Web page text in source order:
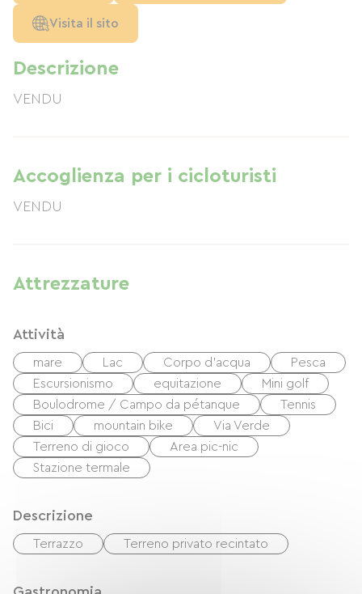
Descrizione
VENDU
Accoglienza per i cicloturisti
VENDU
Attrezzature
Attività
mare Lac Corpo d'acqua
Pesca
Escursionismo
equitazione
Mini golf
Boulodrome / Campo da pétanque
Tennis
Bici
mountain bike
Via Verde
Terreno di gioco
Area pic-nic
Stazione termale
Descrizione
Terrazzo Terreno privato recintato
Visita il sito